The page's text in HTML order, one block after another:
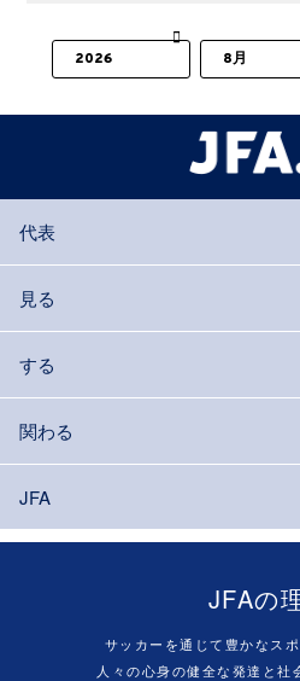
代表
見る
する
関わる
JFA
JFAの
サッカーを通じて豊かなス
人々の心身の健全な発達と社